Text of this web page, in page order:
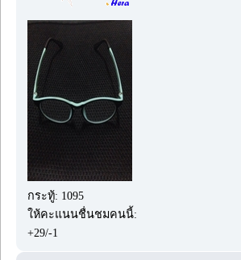
กระทู้: 1095
ให้คะแนนชื่นชมคนนี้:
+29/-1